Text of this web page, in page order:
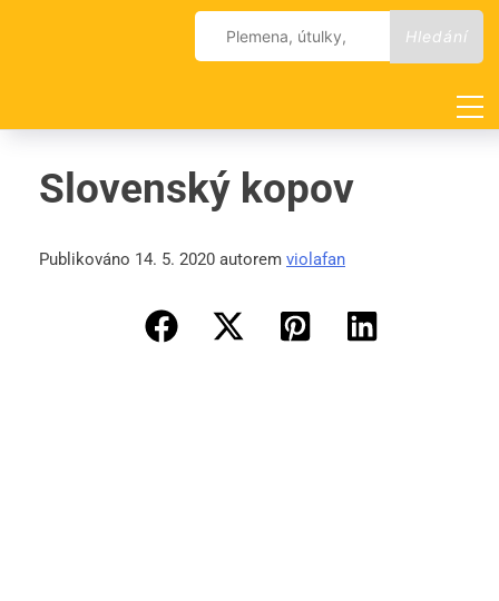
Vyhledávání
Slovenský kopov
Publikováno 14. 5. 2020 autorem violafan